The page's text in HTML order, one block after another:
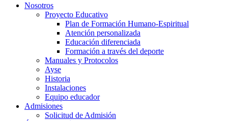
Nosotros
Proyecto Educativo
Plan de Formación Humano-Espiritual
Atención personalizada
Educación diferenciada
Formación a través del deporte
Manuales y Protocolos
Ayse
Historia
Instalaciones
Equipo educador
Admisiones
Solicitud de Admisión